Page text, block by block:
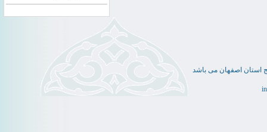
استان اصفهان می باشد